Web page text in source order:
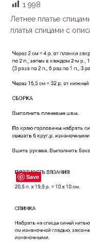
1 998
Летнее платье
платья спицами с
Save